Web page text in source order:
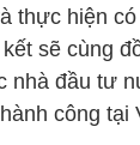
thực hiện
sẽ cùng
nhà đầu tư
công tại